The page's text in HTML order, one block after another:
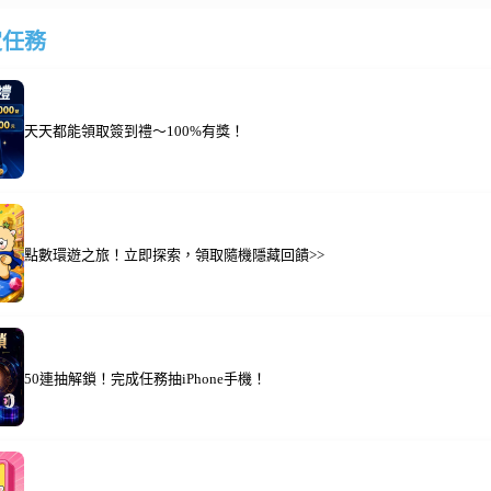
務
天天都能領取簽到禮～100%有獎！
點數環遊之旅！立即探索，領取隨機隱藏回饋>>
50連抽解鎖！完成任務抽iPhone手機！